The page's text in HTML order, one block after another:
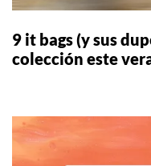
9 it bags (y sus
colección este